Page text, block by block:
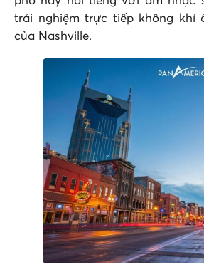
trải nghiệm trực tiếp không khí
của Nashville.